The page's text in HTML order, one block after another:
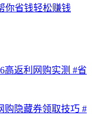
你省钱轻松赚钱
高返利网购实测 #省
购隐藏券领取技巧 #